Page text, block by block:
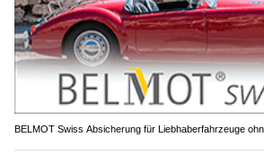
BELMOT Swiss Absicherung für Liebhaberfahrzeuge